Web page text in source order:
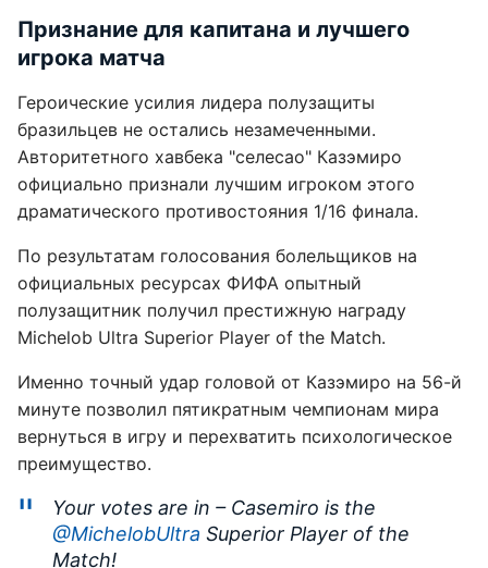
Признание для капитана и лучшего
игрока матча
Героические усилия лидера полузащиты
бразильцев не остались незамеченными.
Авторитетного хавбека "селесао" Казэмиро
официально признали лучшим игроком этого
драматического противостояния 1/16 финала.
По результатам голосования болельщиков на
официальных ресурсах ФИФА опытный
полузащитник получил престижную награду
Michelob Ultra Superior Player of the Match.
Именно точный удар головой от Казэмиро на 56-й
минуте позволил пятикратным чемпионам мира
вернуться в игру и перехватить психологическое
преимущество.
Your votes are in – Casemiro is the
@MichelobUltra Superior Player of the
Match!